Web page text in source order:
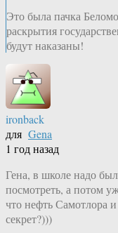
Это была пачка
раскрытия
будут наказаны!
ironback
для Gena
1 год назад
Гена, в школе надо
посмотреть, а потом
что нефть Самотлора
секрет?)))